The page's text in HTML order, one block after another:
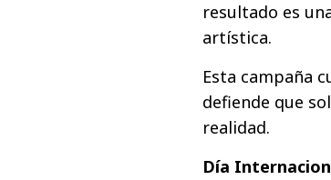
resultado es
artística.
Esta campaña
defiende que
realidad.
Día